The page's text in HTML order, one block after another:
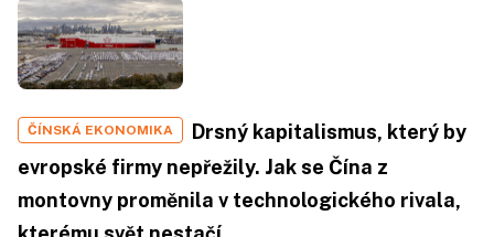
ČÍNSKÁ EKONOMIKA
Drsný kapitalismus, který by
evropské firmy nepřežily. Jak se Čína z
montovny proměnila v technologického rivala,